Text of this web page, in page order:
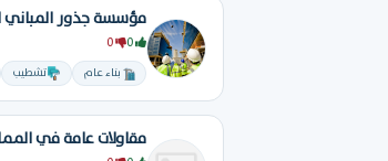
مؤسسة جذور المباني
بناء عام تشطيب
مقاولات عامة في